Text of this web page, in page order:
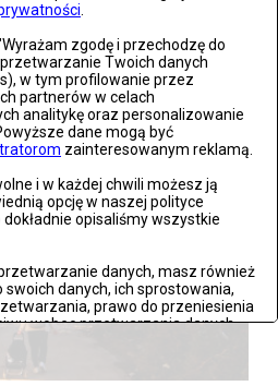
zgodę i przechodzę do
Twoich danych
w tym profilowanie przez
partnerów w celach
analitykę oraz personalizowanie
dane mogą być
zainteresowanym reklamą.
i w każdej chwili możesz ją
opcję w naszej polityce
opisaliśmy wszystkie
danych, masz również
danych, ich sprostowania,
prawo do przeniesienia
wobec przetwarzania danych.
na przetwarzanie plików cookies,
niszczycielskiej powodzi